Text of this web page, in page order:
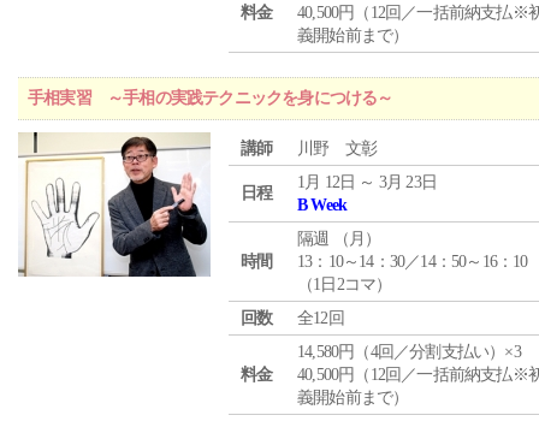
料金
40,500円（12回／一括前納支払※
義開始前まで）
手相実習 ～手相の実践テクニックを身につける～
講師 川野 文彰
日程
1月 12日 ～ 3月 23日
B Week
時間
隔週 （ 月 ）
13：10～14：30／14：50～16：10
（1日2コマ）
回数
全12回
料金
14,580円（4回／分割支払い）×3
40,500円（12回／一括前納支払※
義開始前まで）